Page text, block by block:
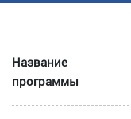
Название
программы